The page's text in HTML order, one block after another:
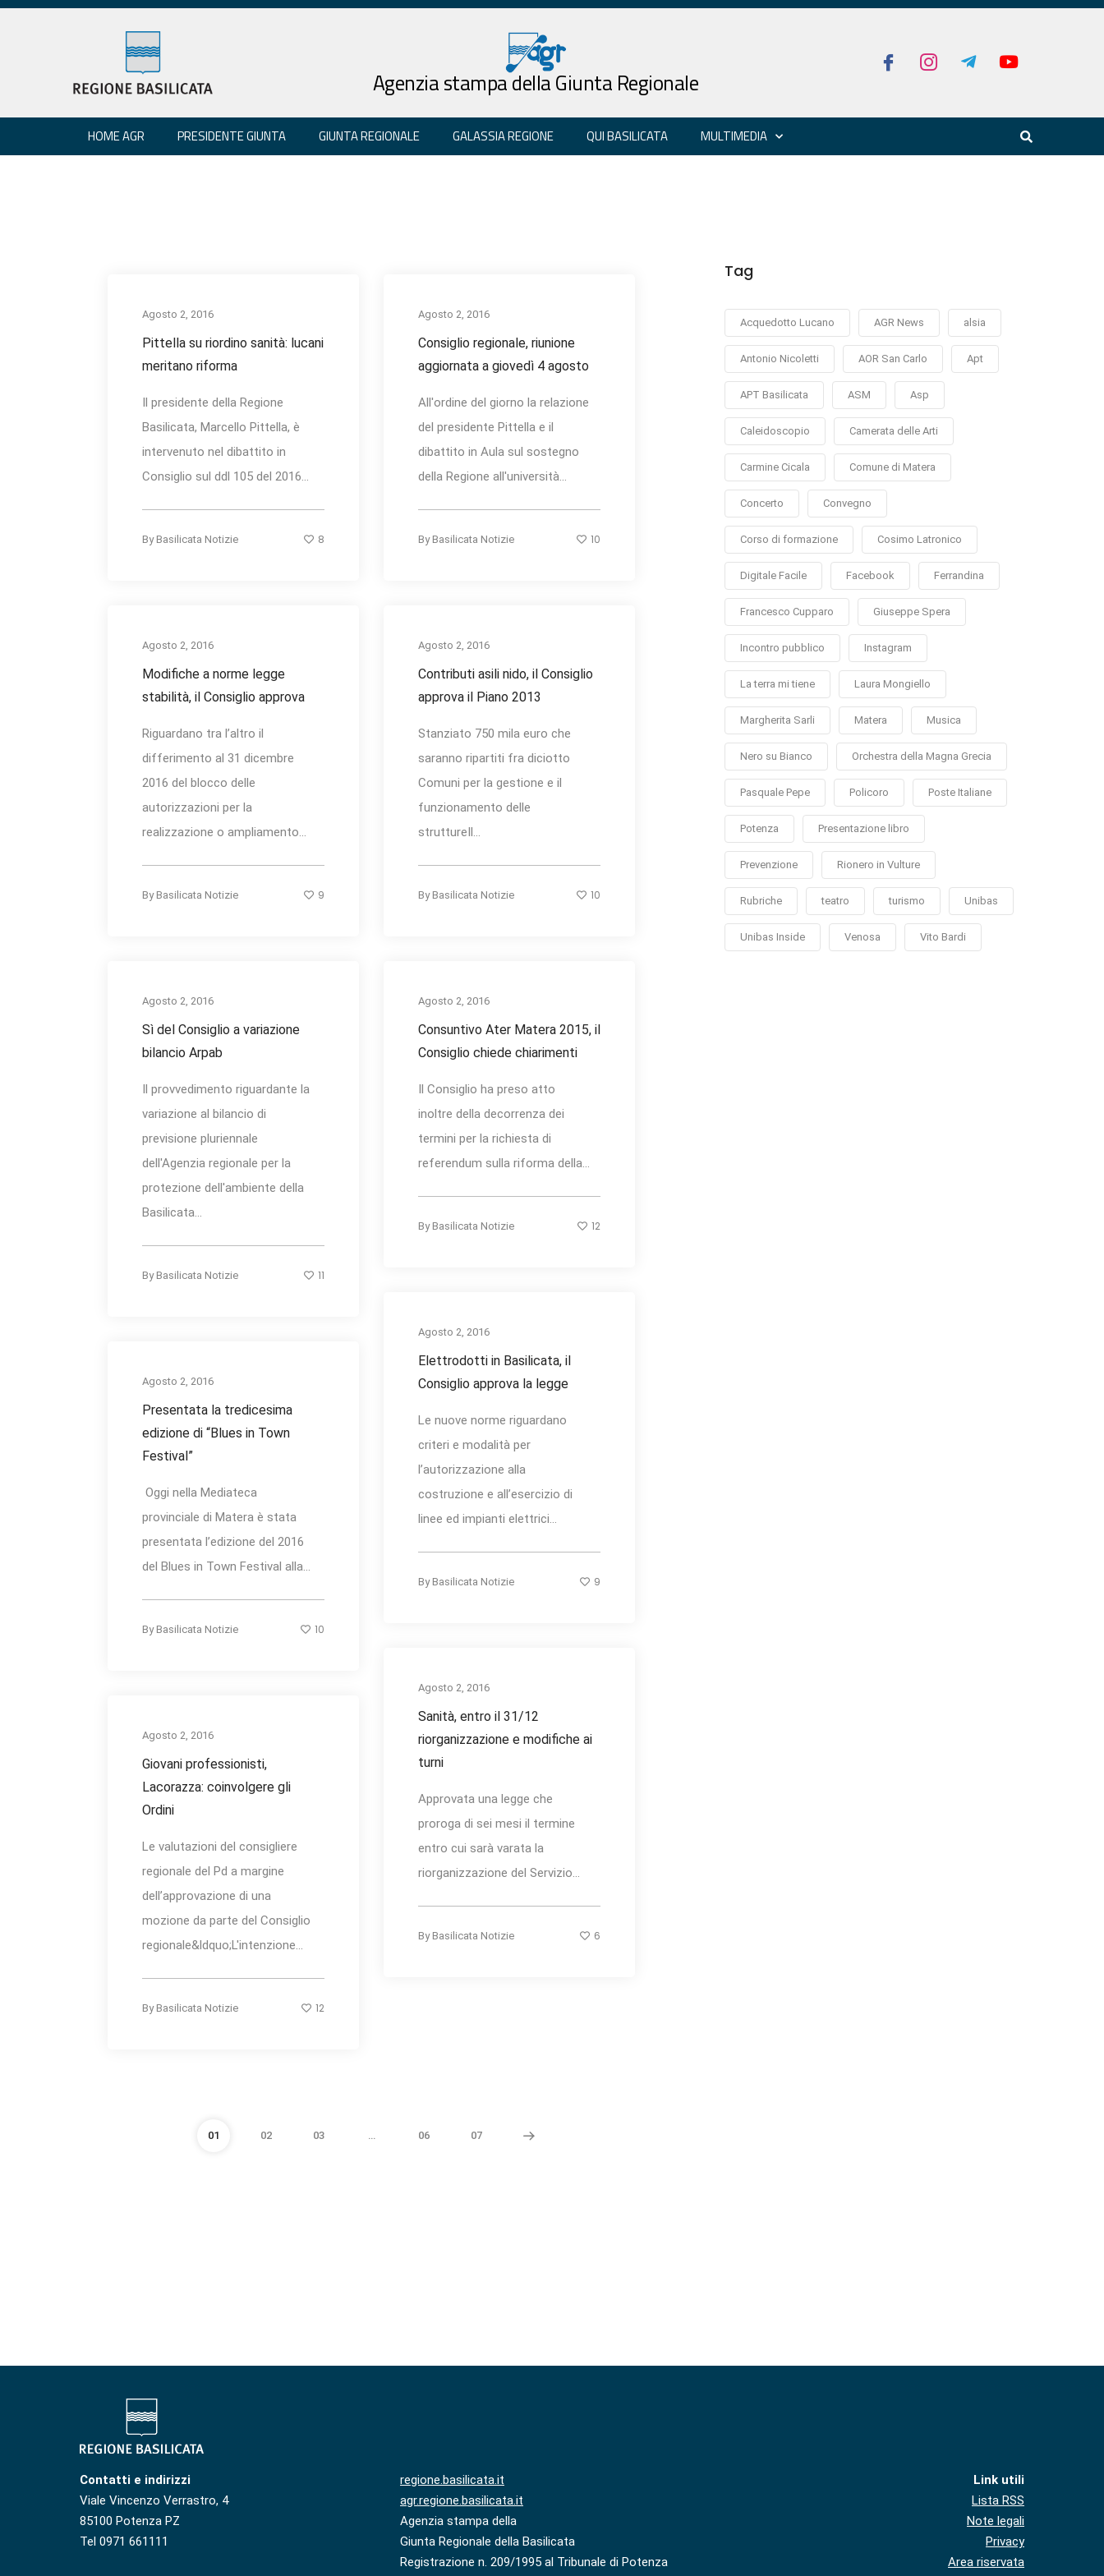
Agenzia stampa della Giunta Regionale
HOME AGR PRESIDENTE GIUNTA GIUNTA REGIONALE GALASSIA REGIONE QUI BASILICATA MULTIMEDIA
Agosto 2, 2016
Pittella su riordino sanità: lucani
meritano riforma
Il presidente della Regione
Basilicata, Marcello Pittella, è
intervenuto nel dibattito in
Consiglio sul ddl 105 del 2016...
By Basilicata Notizie 8
Agosto 2, 2016
Consiglio regionale, riunione
aggiornata a giovedì 4 agosto
All'ordine del giorno la relazione
del presidente Pittella e il
dibattito in Aula sul sostegno
della Regione all'università...
By Basilicata Notizie 10
Agosto 2, 2016
Modifiche a norme legge
stabilità, il Consiglio approva
Riguardano tra l’altro il
differimento al 31 dicembre
2016 del blocco delle
autorizzazioni per la
realizzazione o ampliamento...
By Basilicata Notizie 9
Agosto 2, 2016
Contributi asili nido, il Consiglio
approva il Piano 2013
Stanziato 750 mila euro che
saranno ripartiti fra diciotto
Comuni per la gestione e il
funzionamento delle
struttureIl...
By Basilicata Notizie 10
Agosto 2, 2016
Sì del Consiglio a variazione
bilancio Arpab
Il provvedimento riguardante la
variazione al bilancio di
previsione pluriennale
dell'Agenzia regionale per la
protezione dell'ambiente della
Basilicata...
By Basilicata Notizie 11
Agosto 2, 2016
Consuntivo Ater Matera 2015, il
Consiglio chiede chiarimenti
Il Consiglio ha preso atto
inoltre della decorrenza dei
termini per la richiesta di
referendum sulla riforma della...
By Basilicata Notizie 12
Agosto 2, 2016
Elettrodotti in Basilicata, il
Consiglio approva la legge
Le nuove norme riguardano
criteri e modalità per
l’autorizzazione alla
costruzione e all’esercizio di
linee ed impianti elettrici...
By Basilicata Notizie 9
Agosto 2, 2016
Presentata la tredicesima
edizione di “Blues in Town
Festival”
Oggi nella Mediateca
provinciale di Matera è stata
presentata l’edizione del 2016
del Blues in Town Festival alla...
By Basilicata Notizie 10
Agosto 2, 2016
Sanità, entro il 31/12
riorganizzazione e modifiche ai
turni
Approvata una legge che
proroga di sei mesi il termine
entro cui sarà varata la
riorganizzazione del Servizio...
By Basilicata Notizie 6
Agosto 2, 2016
Giovani professionisti,
Lacorazza: coinvolgere gli
Ordini
Le valutazioni del consigliere
regionale del Pd a margine
dell’approvazione di una
mozione da parte del Consiglio
regionale&ldquo;L'intenzione...
By Basilicata Notizie 12
01 02 03 06 07
Tag
Acquedotto Lucano AGR News alsia
Antonio Nicoletti AOR San Carlo Apt
APT Basilicata ASM Asp
Caleidoscopio Camerata delle Arti
Carmine Cicala Comune di Matera
Concerto Convegno
Corso di formazione Cosimo Latronico
Digitale Facile Facebook Ferrandina
Francesco Cupparo Giuseppe Spera
Incontro pubblico Instagram
La terra mi tiene Laura Mongiello
Margherita Sarli Matera Musica
Nero su Bianco Orchestra della Magna Grecia
Pasquale Pepe Policoro Poste Italiane
Potenza Presentazione libro
Prevenzione Rionero in Vulture
Rubriche teatro turismo Unibas
Unibas Inside Venosa Vito Bardi
Contatti e indirizzi
Viale Vincenzo Verrastro, 4
85100 Potenza PZ
Tel 0971 661111
regione.basilicata.it
agr.regione.basilicata.it
Agenzia stampa della
Giunta Regionale della Basilicata
Registrazione n. 209/1995 al Tribunale di Potenza
Link utili
Lista RSS
Note legali
Privacy
Area riservata